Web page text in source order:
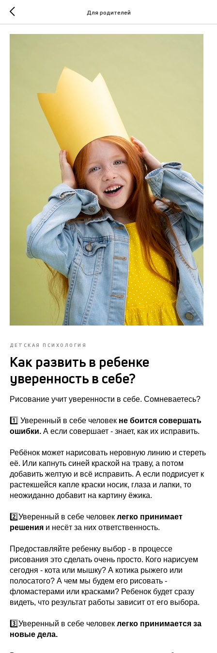
Для родителей
ДЕТСКАЯ ПСИХОЛОГИЯ
Как развить в ребенке
уверенность в себе?
Рисование учит уверенности в себе. Сомневаетесь?
1️⃣ Уверенный в себе человек не боится совершать
ошибки. А если совершает - знает, как их исправить.
Ребёнок может нарисовать неровную линию и стереть
её. Или капнуть синей краской на траву, а потом
добавить желтую и всё исправить. А если подрисует к
растекшейся капле краски носик, глаза и лапки, то
неожиданно добавит на картину ёжика.
2️⃣Уверенный в себе человек легко принимает
решения и несёт за них ответственность.
Предоставляйте ребенку выбор - в процессе
рисования это сделать очень просто. Кого нарисуем
сегодня - кота или мышку? А котика рыжего или
полосатого? А чем мы будем его рисовать -
фломастерами или красками? Ребенок будет сразу
видеть, что результат работы зависит от его выбора.
3️⃣Уверенный в себе человек легко принимается за
новые дела.